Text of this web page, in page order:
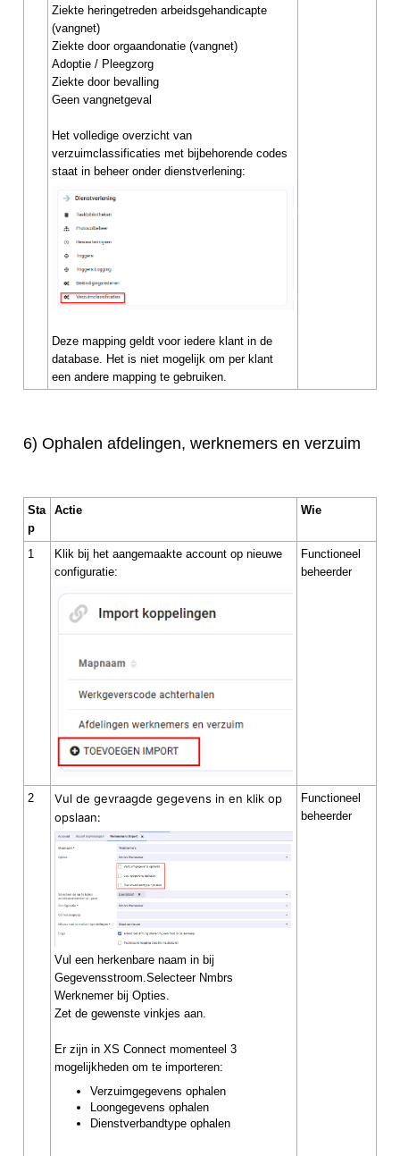
Ziekte heringetreden arbeidsgehandicapte
(vangnet)
Ziekte door orgaandonatie (vangnet)
Adoptie / Pleegzorg
Ziekte door bevalling
Geen vangnetgeval
Het volledige overzicht van
verzuimclassificaties met bijbehorende codes
staat in beheer onder dienstverlening:
Deze mapping geldt voor iedere klant in de
database. Het is niet mogelijk om per klant
een andere mapping te gebruiken.
6) Ophalen afdelingen, werknemers en verzuim
Sta
p
Actie Wie
1
Klik bij het aangemaakte account op nieuwe
configuratie:
Functioneel
beheerder
2
Vul de gevraagde gegevens in en klik op
opslaan:
Vul een herkenbare naam in bij
Gegevensstroom.Selecteer Nmbrs
Werknemer bij Opties.
Zet de gewenste vinkjes aan.
Er zijn in XS Connect momenteel 3
mogelijkheden om te importeren:
Verzuimgegevens ophalen
Loongegevens ophalen
Dienstverbandtype ophalen
Functioneel
beheerder